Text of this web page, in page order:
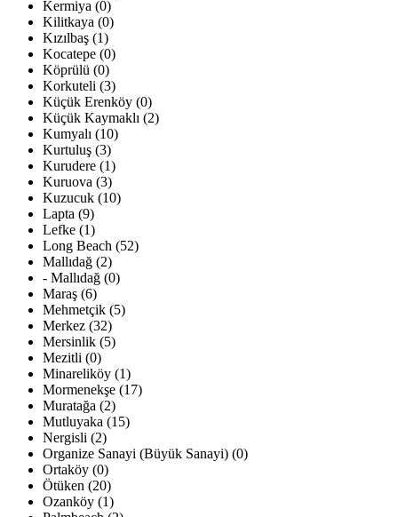
Kermiya (0)
Kilitkaya (0)
Kızılbaş (1)
Kocatepe (0)
Köprülü (0)
Korkuteli (3)
Küçük Erenköy (0)
Küçük Kaymaklı (2)
Kumyalı (10)
Kurtuluş (3)
Kurudere (1)
Kuruova (3)
Kuzucuk (10)
Lapta (9)
Lefke (1)
Long Beach (52)
Mallıdağ (2)
- Mallıdağ (0)
Maraş (6)
Mehmetçik (5)
Merkez (32)
Mersinlik (5)
Mezitli (0)
Minareliköy (1)
Mormenekşe (17)
Muratağa (2)
Mutluyaka (15)
Nergisli (2)
Organize Sanayi (Büyük Sanayi) (0)
Ortaköy (0)
Ötüken (20)
Ozanköy (1)